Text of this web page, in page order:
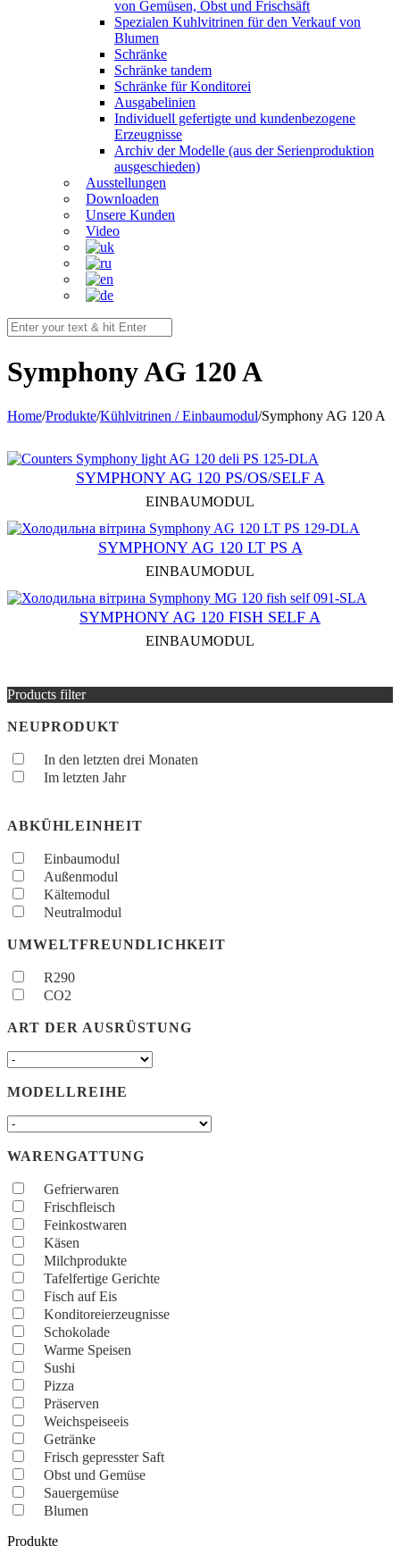
von Gemüsen, Obst und Frischsäft
Spezialen Kuhlvitrinen für den Verkauf von
Blumen
Schränke
Schränke tandem
Schränke für Konditorei
Ausgabelinien
Individuell gefertigte und kundenbezogene
Erzeugnisse
Archiv der Modelle (aus der Serienproduktion
ausgeschieden)
Ausstellungen
Downloaden
Unsere Kunden
Video
Symphony AG 120 A
Home/Produkte/Kühlvitrinen / Einbaumodul/Symphony AG 120 A
SYMPHONY AG 120 PS/OS/SELF A
EINBAUMODUL
SYMPHONY AG 120 LT PS A
EINBAUMODUL
SYMPHONY AG 120 FISH SELF A
EINBAUMODUL
Products filter
NEUPRODUKT
In den letzten drei Monaten
Im letzten Jahr
ABKÜHLEINHEIT
Einbaumodul
Außenmodul
Kältemodul
Neutralmodul
UMWELTFREUNDLICHKEIT
R290
CO2
ART DER AUSRÜSTUNG
MODELLREIHE
WARENGATTUNG
Gefrierwaren
Frischfleisch
Feinkostwaren
Käsen
Milchprodukte
Tafelfertige Gerichte
Fisch auf Eis
Konditoreierzeugnisse
Schokolade
Warme Speisen
Sushi
Pizza
Präserven
Weichspeiseeis
Getränke
Frisch gepresster Saft
Obst und Gemüse
Sauergemüse
Blumen
Produkte